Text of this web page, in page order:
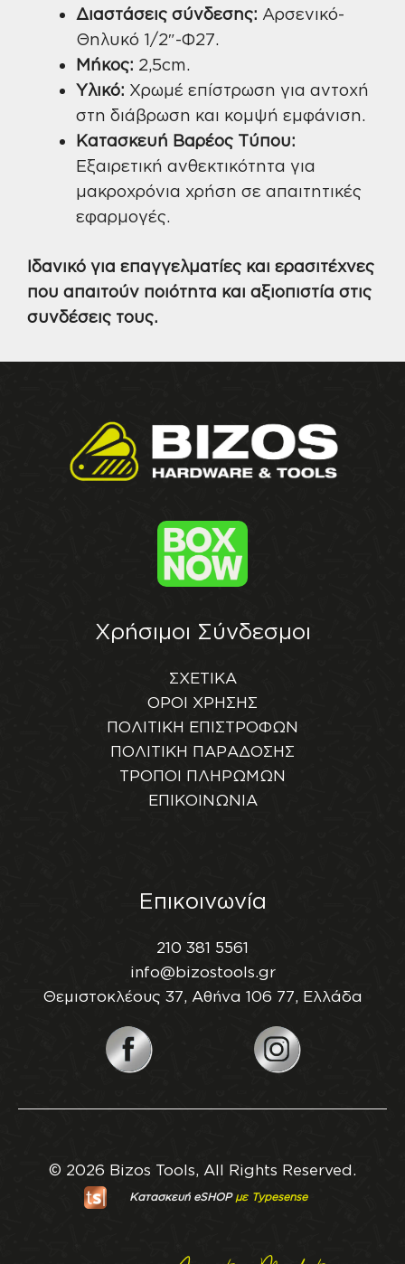
Διαστάσεις σύνδεσης: Αρσενικό-
Θηλυκό 1/2″-Φ27.
Μήκος: 2,5cm.
Υλικό: Χρωμέ επίστρωση για αντοχή
στη διάβρωση και κομψή εμφάνιση.
Κατασκευή Βαρέος Τύπου:
Εξαιρετική ανθεκτικότητα για
μακροχρόνια χρήση σε απαιτητικές
εφαρμογές.
Ιδανικό για επαγγελματίες και ερασιτέχνες
που απαιτούν ποιότητα και αξιοπιστία στις
συνδέσεις τους.
Χρήσιμοι Σύνδεσμοι
ΣΧΕΤΙΚΑ
ΟΡΟΙ ΧΡΗΣΗΣ
ΠΟΛΙΤΙΚΗ ΕΠΙΣΤΡΟΦΩΝ
ΠΟΛΙΤΙΚΗ ΠΑΡΑΔΟΣΗΣ
ΤΡΟΠΟΙ ΠΛΗΡΩΜΩΝ
ΕΠΙΚΟΙΝΩΝΙΑ
Επικοινωνία
210 381 5561
info@bizostools.gr
Θεμιστοκλέους 37, Αθήνα 106 77, Ελλάδα
© 2026 Bizos Tools, All Rights Reserved.
Κατασκευή eSHOPμε Typesense